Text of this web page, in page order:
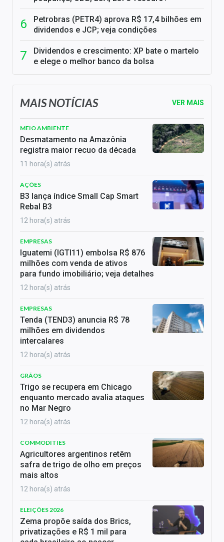
Petrobras (PETR4) aprova R$ 17,4 bilhões em
dividendos e JCP; veja condições
Dividendos e crescimento: XP bate o martelo
e elege o melhor banco da bolsa
MAIS NOTÍCIAS VER MAIS
MEIO AMBIENTE
Desmatamento na Amazônia
registra maior recuo da década
11 hora(s) atrás
AÇÕES
B3 lança índice Small Cap Smart
Rebal B3
12 hora(s) atrás
EMPRESAS
Iguatemi (IGTI11) embolsa R$ 876
milhões com venda de ativos
para fundo imobiliário; veja detalhes
12 hora(s) atrás
EMPRESAS
Tenda (TEND3) anuncia R$ 78
milhões em dividendos
intercalares
12 hora(s) atrás
GRÃOS
Trigo se recupera em Chicago
enquanto mercado avalia ataques
no Mar Negro
12 hora(s) atrás
COMMODITIES
Agricultores argentinos retêm
safra de trigo de olho em preços
mais altos
12 hora(s) atrás
ELEIÇÕES 2026
Zema propõe saída dos Brics,
privatizações e R$ 1 mil para